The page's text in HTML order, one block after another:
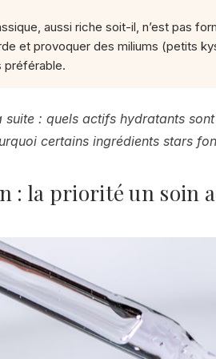
aussi riche soit-il, n’est pas
et provoquer des miliums (petits
préférable.
suite : quels actifs hydratants
certains ingrédients stars
: la priorité un soin